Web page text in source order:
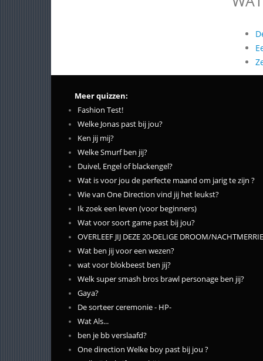
Meer quizzen:
Fashion Test!
Welke Jonas past bij jou?
Ken jij mij?
Welke Smurf ben jij?
Duivel, Engel of blackengel?
Wat is voor jou de perfecte maand om jarig te zijn ?
Wie van One Direction vind jij het leukst?
Ik zoek een leven (voor beginners)
Wat voor soort game past bij jou?
OVERLEEF JIJ DEZE 20-DELIGE DROOM/
Wat ben jij voor een wezen?
wat voor blokbeest ben jij?
Welk super smash bros brawl personage ben jij?
Gaya?
De sorteer ceremonie - HP-
Wat Als...
ben je bb verslaafd?
One direction Welke boy past bij jou ?